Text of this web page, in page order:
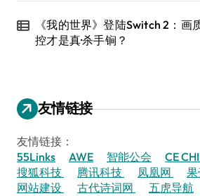
《我的世界》登陆Switch 2：画
控才是真·杀手锏？
友情链接
友情链接：
55Links
AWE 智能公会 CE
搜狐科技
腾讯科技 凤凰网
网站建设
古代诗词网 五虎导航